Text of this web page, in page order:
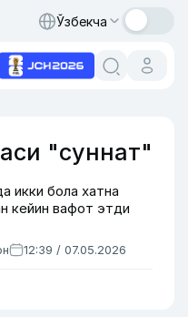
Ўзбекча
"суннат"
икки бола хатна
кейин вафот этди
12:39 / 07.05.2026